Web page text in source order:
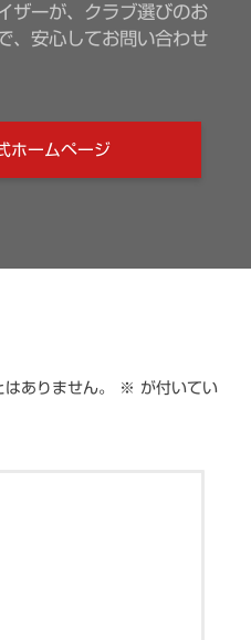
ザーが、クラブ選びのお
、安心してお問い合わせ
ホームページ
ありません。 ※ が付いてい